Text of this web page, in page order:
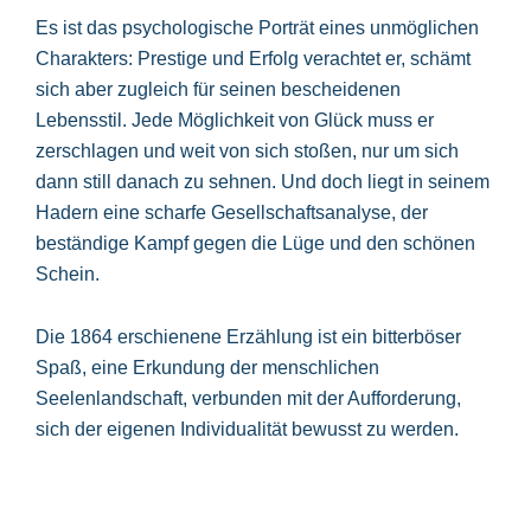
Es ist das psychologische Porträt eines unmöglichen
Charakters: Prestige und Erfolg verachtet er, schämt
sich aber zugleich für seinen bescheidenen
Lebensstil. Jede Möglichkeit von Glück muss er
zerschlagen und weit von sich stoßen, nur um sich
dann still danach zu sehnen. Und doch liegt in seinem
Hadern eine scharfe Gesellschaftsanalyse, der
beständige Kampf gegen die Lüge und den schönen
Schein.
Die 1864 erschienene Erzählung ist ein bitterböser
Spaß, eine Erkundung der menschlichen
Seelenlandschaft, verbunden mit der Aufforderung,
sich der eigenen Individualität bewusst zu werden.